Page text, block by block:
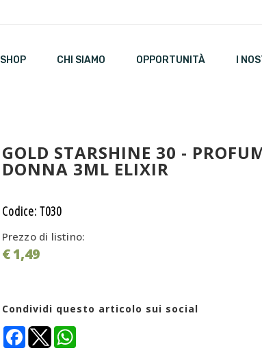
SHOP CHI SIAMO OPPORTUNITÀ I
GOLD STARSHINE 30 -
DONNA 3ML ELIXIR
Codice: T030
Prezzo di listino:
€ 1,49
Condividi questo articolo sui social
FacebookWhatsApp